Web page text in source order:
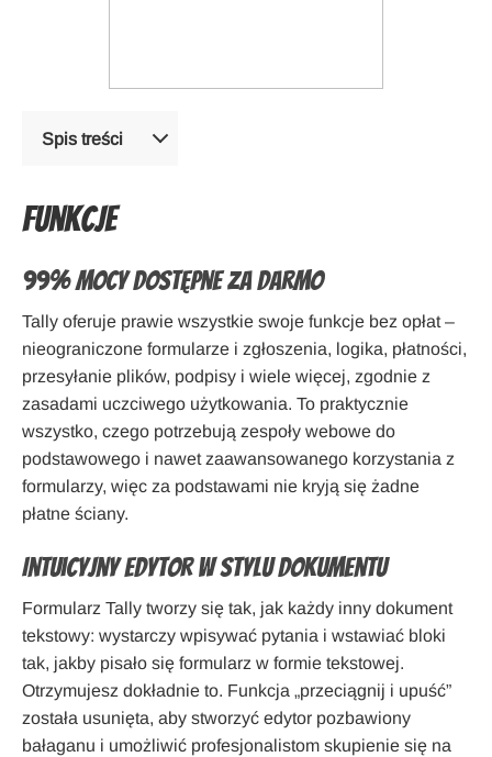
Spis treści
Funkcje
99% mocy dostępne za darmo
Tally oferuje prawie wszystkie swoje funkcje bez opłat –
nieograniczone formularze i zgłoszenia, logika, płatności,
przesyłanie plików, podpisy i wiele więcej, zgodnie z
zasadami uczciwego użytkowania. To praktycznie
wszystko, czego potrzebują zespoły webowe do
podstawowego i nawet zaawansowanego korzystania z
formularzy, więc za podstawami nie kryją się żadne
płatne ściany.
Intuicyjny edytor w stylu dokumentu
Formularz Tally tworzy się tak, jak każdy inny dokument
tekstowy: wystarczy wpisywać pytania i wstawiać bloki
tak, jakby pisało się formularz w formie tekstowej.
Otrzymujesz dokładnie to. Funkcja „przeciągnij i upuść”
została usunięta, aby stworzyć edytor pozbawiony
bałaganu i umożliwić profesjonalistom skupienie się na